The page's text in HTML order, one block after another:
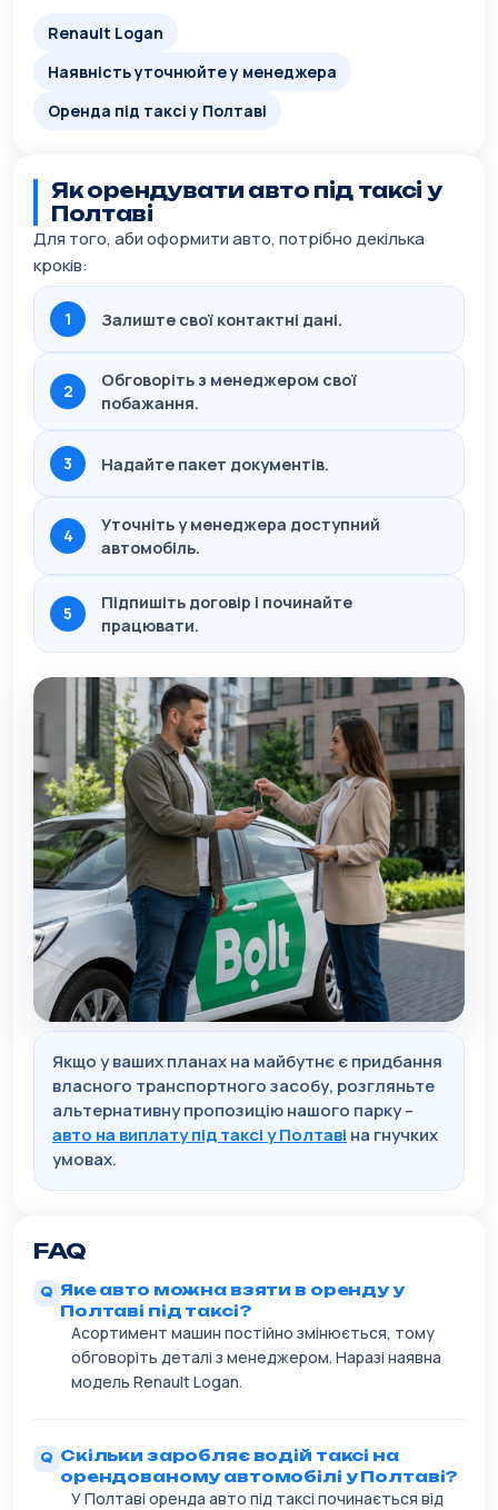
Renault Logan
Наявність уточнюйте у менеджера
Оренда під таксі у Полтаві
Як орендувати авто під таксі у
Полтаві
Для того, аби оформити авто, потрібно декілька
кроків:
1 Залиште свої контактні дані.
2
Обговоріть з менеджером свої
побажання.
3 Надайте пакет документів.
4
Уточніть у менеджера доступний
автомобіль.
5
Підпишіть договір і починайте
працювати.
Якщо у ваших планах на майбутнє є придбання
власного транспортного засобу, розгляньте
альтернативну пропозицію нашого парку –
авто на виплату під таксі у Полтаві на гнучких
умовах.
FAQ
Яке авто можна взяти в оренду у
Полтаві під таксі?
Асортимент машин постійно змінюється, тому
обговоріть деталі з менеджером. Наразі наявна
модель Renault Logan.
Скільки заробляє водій таксі на
орендованому автомобілі у Полтаві?
У Полтаві оренда авто під таксі починається від